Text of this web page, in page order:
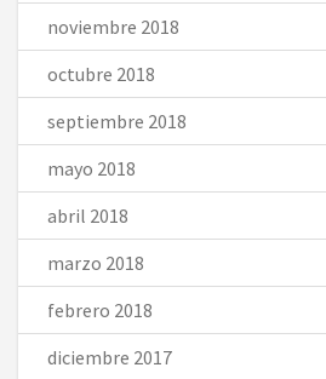
noviembre 2018
octubre 2018
septiembre 2018
mayo 2018
abril 2018
marzo 2018
febrero 2018
diciembre 2017